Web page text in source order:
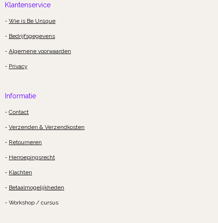
Klantenservice
- Wie is Be Un1que
- Bedrijfsgegevens
- Algemene voorwaarden
- Privacy
Informatie
- Contact
- Verzenden & Verzendkosten
- Retourneren
- Herroepingsrecht
- Klachten
- Betaalmogelijkheden
- Workshop / cursus